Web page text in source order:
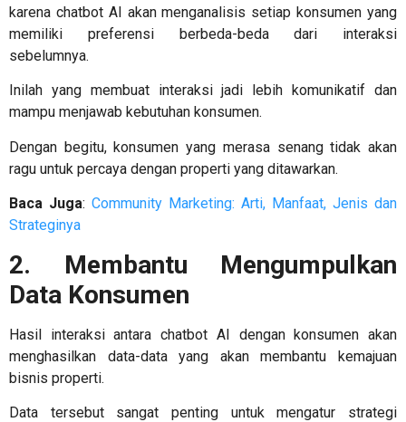
karena chatbot AI akan menganalisis setiap konsumen yang
memiliki preferensi berbeda-beda dari interaksi
sebelumnya.
Inilah yang membuat interaksi jadi lebih komunikatif dan
mampu menjawab kebutuhan konsumen.
Dengan begitu, konsumen yang merasa senang tidak akan
ragu untuk percaya dengan properti yang ditawarkan.
Baca Juga: Community Marketing: Arti, Manfaat, Jenis dan
Strateginya
2. Membantu Mengumpulkan
Data Konsumen
Hasil interaksi antara chatbot AI dengan konsumen akan
menghasilkan data-data yang akan membantu kemajuan
bisnis properti.
Data tersebut sangat penting untuk mengatur strategi